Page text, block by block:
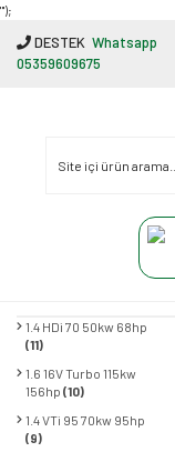
"');
DESTEK Whatsapp
05359609675
1.4 HDi 70 50kw 68hp
(11)
1.6 16V Turbo 115kw
156hp (10)
1.4 VTi 95 70kw 95hp
(9)